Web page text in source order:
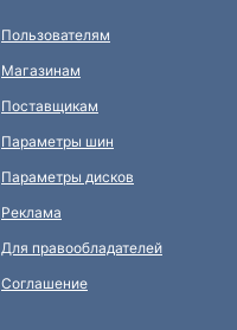
Пользователям
Магазинам
Поставщикам
Параметры шин
Параметры дисков
Реклама
Для правообладателей
Соглашение